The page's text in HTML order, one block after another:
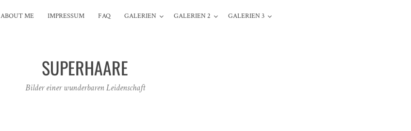
ABOUT ME IMPRESSUM FAQ GALERIEN GALERIEN 2 GALERIEN 3
SUPERHAARE
Bilder einer wunderbaren Leidenschaft